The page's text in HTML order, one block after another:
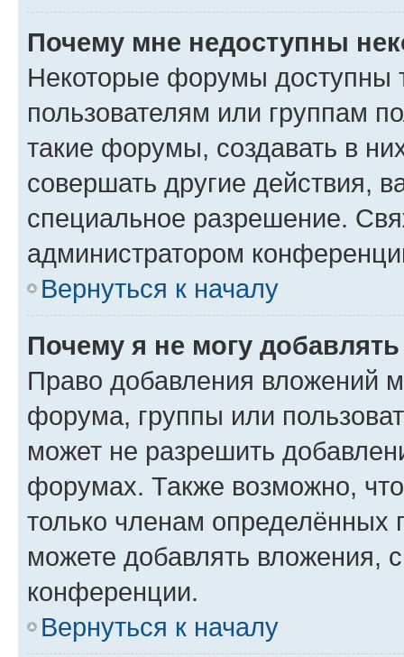
Почему мне недоступны
Некоторые форумы доступны
пользователям или группам
такие форумы, создавать в
совершать другие действия,
специальное разрешение.
администратором
Вернуться к началу
Почему я не могу
Право добавления вложений
форума, группы или
может не разрешить
форумах. Также возможно,
только членам определённых
можете добавлять вложения,
конференции.
Вернуться к началу